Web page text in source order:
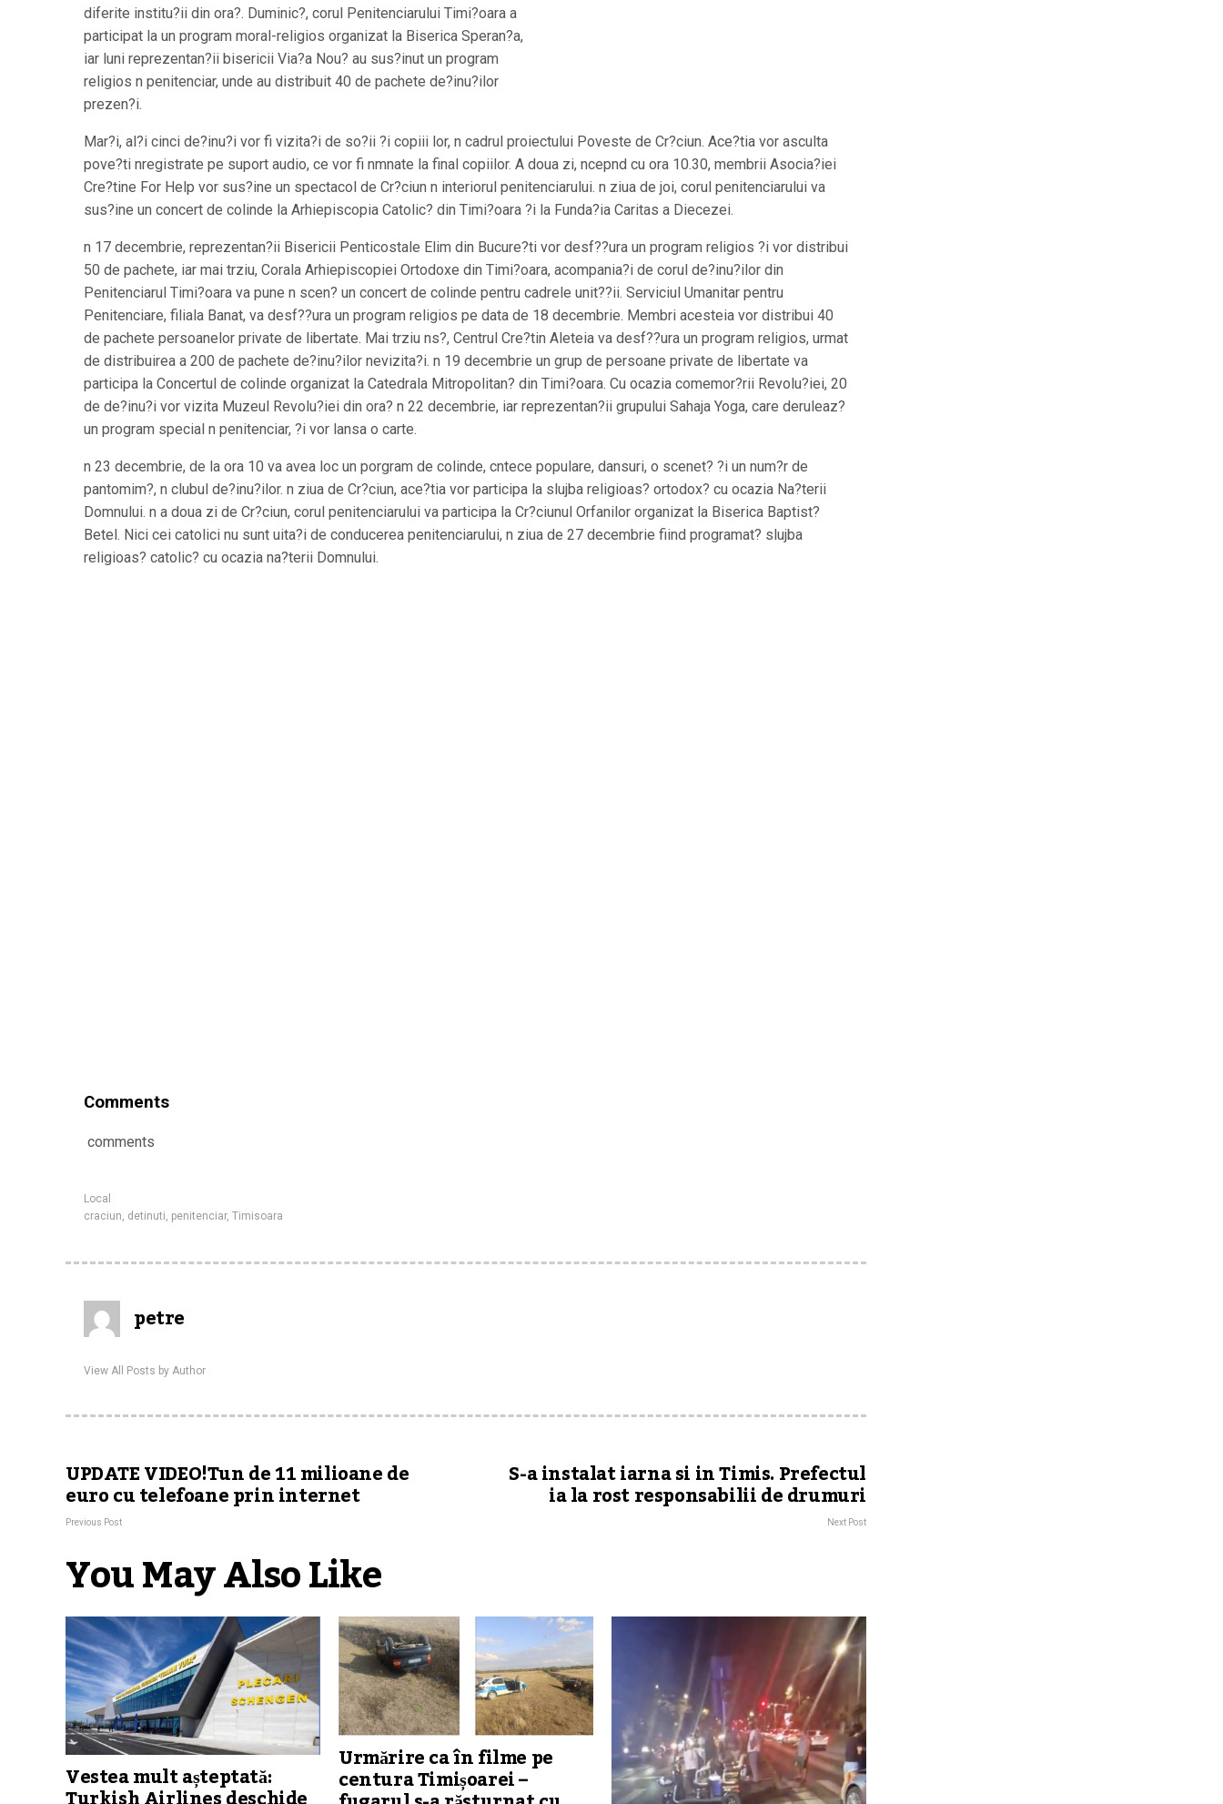
diferite institu?ii din ora?. Duminic?, corul Penitenciarului Timi?oara a
participat la un program moral-religios organizat la Biserica Speran?a,
iar luni reprezentan?ii bisericii Via?a Nou? au sus?inut un program
religios n penitenciar, unde au distribuit 40 de pachete de?inu?ilor
prezen?i.
Mar?i, al?i cinci de?inu?i vor fi vizita?i de so?ii ?i copiii lor, n cadrul proiectului Poveste de Cr?ciun. Ace?tia vor asculta
pove?ti nregistrate pe suport audio, ce vor fi nmnate la final copiilor. A doua zi, ncepnd cu ora 10.30, membrii Asocia?iei
Cre?tine For Help vor sus?ine un spectacol de Cr?ciun n interiorul penitenciarului. n ziua de joi, corul penitenciarului va
sus?ine un concert de colinde la Arhiepiscopia Catolic? din Timi?oara ?i la Funda?ia Caritas a Diecezei.
n 17 decembrie, reprezentan?ii Bisericii Penticostale Elim din Bucure?ti vor desf??ura un program religios ?i vor distribui
50 de pachete, iar mai trziu, Corala Arhiepiscopiei Ortodoxe din Timi?oara, acompania?i de corul de?inu?ilor din
Penitenciarul Timi?oara va pune n scen? un concert de colinde pentru cadrele unit??ii. Serviciul Umanitar pentru
Penitenciare, filiala Banat, va desf??ura un program religios pe data de 18 decembrie. Membri acesteia vor distribui 40
de pachete persoanelor private de libertate. Mai trziu ns?, Centrul Cre?tin Aleteia va desf??ura un program religios, urmat
de distribuirea a 200 de pachete de?inu?ilor nevizita?i. n 19 decembrie un grup de persoane private de libertate va
participa la Concertul de colinde organizat la Catedrala Mitropolitan? din Timi?oara. Cu ocazia comemor?rii Revolu?iei, 20
de de?inu?i vor vizita Muzeul Revolu?iei din ora? n 22 decembrie, iar reprezentan?ii grupului Sahaja Yoga, care deruleaz?
un program special n penitenciar, ?i vor lansa o carte.
n 23 decembrie, de la ora 10 va avea loc un porgram de colinde, cntece populare, dansuri, o scenet? ?i un num?r de
pantomim?, n clubul de?inu?ilor. n ziua de Cr?ciun, ace?tia vor participa la slujba religioas? ortodox? cu ocazia Na?terii
Domnului. n a doua zi de Cr?ciun, corul penitenciarului va participa la Cr?ciunul Orfanilor organizat la Biserica Baptist?
Betel. Nici cei catolici nu sunt uita?i de conducerea penitenciarului, n ziua de 27 decembrie fiind programat? slujba
religioas? catolic? cu ocazia na?terii Domnului.
Comments
comments
Local
craciun, detinuti, penitenciar, Timisoara
petre
View All Posts by Author
UPDATE VIDEO!Tun de 11 milioane de
euro cu telefoane prin internet
Previous Post
S-a instalat iarna si in Timis. Prefectul
ia la rost responsabilii de drumuri
Next Post
You May Also Like
Vestea mult așteptată:
Urmărire ca în filme pe
centura Timișoarei –